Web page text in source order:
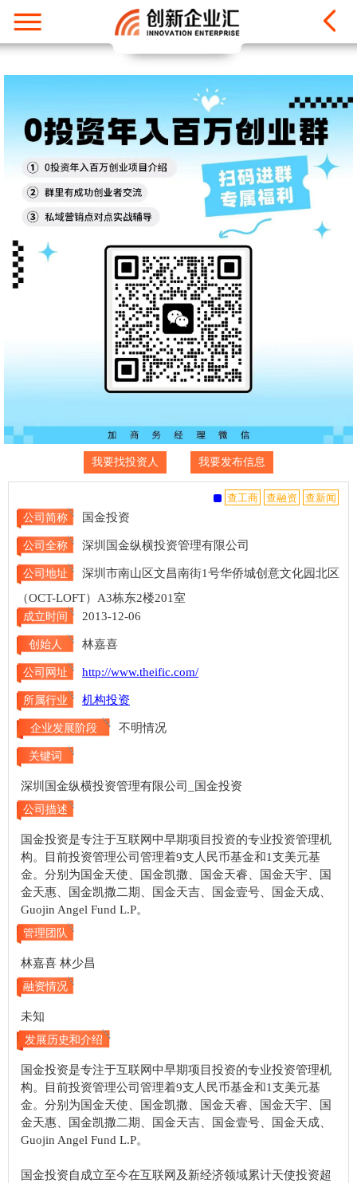
我要找投资人 我要发布信息
公司简称 国金投资
公司全称 深圳国金纵横投资管理有限公司
公司地址
深圳市南山区文昌南街1号华侨城创意文化园北区
（OCT-LOFT）A3栋东2楼201室
成立时间 2013-12-06
创始人 林嘉喜
公司网址 http://www.theific.com/
所属行业 机构投资
企业发展阶段 不明情况
关键词
深圳国金纵横投资管理有限公司_国金投资
公司描述
国金投资是专注于互联网中早期项目投资的专业投资管理机
构。目前投资管理公司管理着9支人民币基金和1支美元基
金。分别为国金天使、国金凯撒、国金天睿、国金天宇、国
金天惠、国金凯撒二期、国金天吉、国金壹号、国金天成、
Guojin Angel Fund L.P。
管理团队
林嘉喜 林少昌
融资情况
未知
发展历史和介绍
国金投资是专注于互联网中早期项目投资的专业投资管理机
构。目前投资管理公司管理着9支人民币基金和1支美元基
金。分别为国金天使、国金凯撒、国金天睿、国金天宇、国
金天惠、国金凯撒二期、国金天吉、国金壹号、国金天成、
Guojin Angel Fund L.P。
国金投资自成立至今在互联网及新经济领域累计天使投资超